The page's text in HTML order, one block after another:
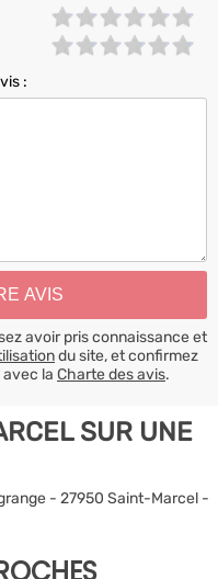
:
avoir pris connaissance et
du site, et confirmez
la Charte des avis.
SUR UNE
- 27950 Saint-Marcel -